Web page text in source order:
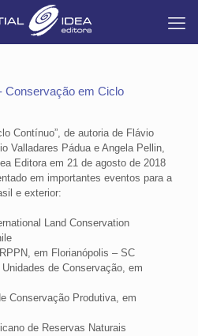
Conservação em Ciclo
Contínuo”, de autoria de Flávio
Valladares Pádua e Angela Pellin,
Editora em 21 de agosto de 2018
em importantes eventos para a
e exterior:
Land Conservation
em Florianópolis – SC
de Conservação, em
Conservação Produtiva, em
de Reservas Naturais